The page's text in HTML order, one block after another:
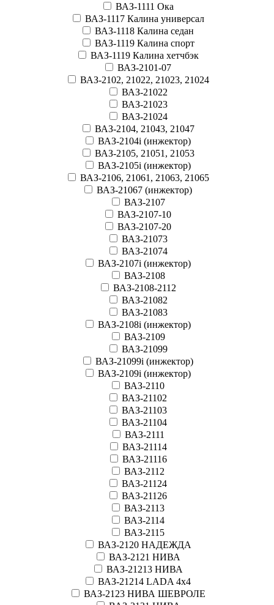
ВАЗ-1111 Ока
ВАЗ-1117 Калина универсал
ВАЗ-1118 Калина седан
ВАЗ-1119 Калина спорт
ВАЗ-1119 Калина хетчбэк
ВАЗ-2101-07
ВАЗ-2102, 21022, 21023, 21024
ВАЗ-21022
ВАЗ-21023
ВАЗ-21024
ВАЗ-2104, 21043, 21047
ВАЗ-2104i (инжектор)
ВАЗ-2105, 21051, 21053
ВАЗ-2105i (инжектор)
ВАЗ-2106, 21061, 21063, 21065
ВАЗ-21067 (инжектор)
ВАЗ-2107
ВАЗ-2107-10
ВАЗ-2107-20
ВАЗ-21073
ВАЗ-21074
ВАЗ-2107i (инжектор)
ВАЗ-2108
ВАЗ-2108-2112
ВАЗ-21082
ВАЗ-21083
ВАЗ-2108i (инжектор)
ВАЗ-2109
ВАЗ-21099
ВАЗ-21099i (инжектор)
ВАЗ-2109i (инжектор)
ВАЗ-2110
ВАЗ-21102
ВАЗ-21103
ВАЗ-21104
ВАЗ-2111
ВАЗ-21114
ВАЗ-21116
ВАЗ-2112
ВАЗ-21124
ВАЗ-21126
ВАЗ-2113
ВАЗ-2114
ВАЗ-2115
ВАЗ-2120 НАДЕЖДА
ВАЗ-2121 НИВА
ВАЗ-21213 НИВА
ВАЗ-21214 LADA 4х4
ВАЗ-2123 НИВА ШЕВРОЛЕ